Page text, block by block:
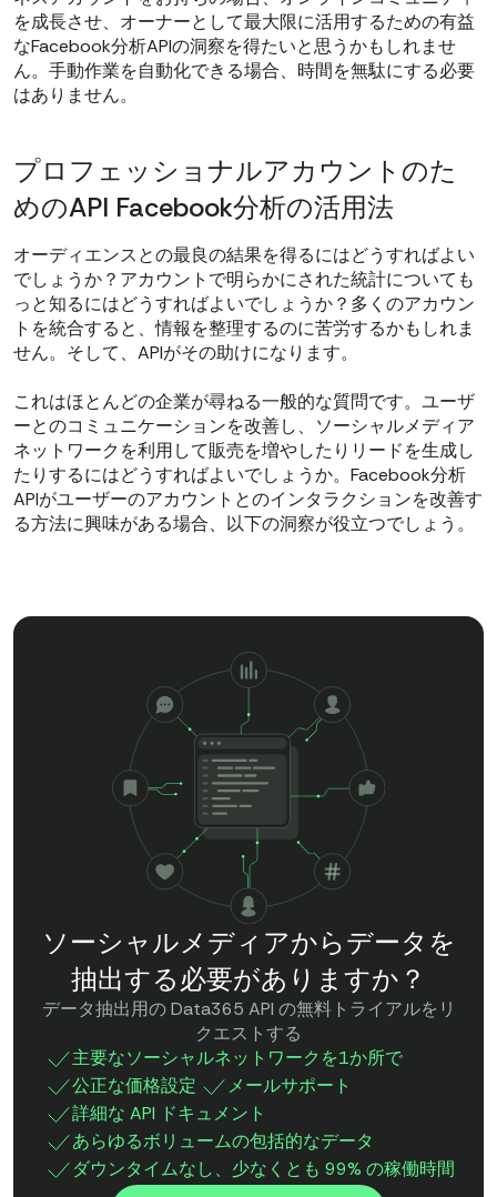
を成長させ、オーナーとして最大限に活用するための有益
なFacebook分析APIの洞察を得たいと思うかもしれませ
ん。手動作業を自動化できる場合、時間を無駄にする必要
はありません。
プロフェッショナルアカウントのた
めのAPI Facebook分析の活用法
オーディエンスとの最良の結果を得るにはどうすればよい
でしょうか？アカウントで明らかにされた統計についても
っと知るにはどうすればよいでしょうか？多くのアカウン
トを統合すると、情報を整理するのに苦労するかもしれま
せん。そして、APIがその助けになります。
これはほとんどの企業が尋ねる一般的な質問です。ユーザ
ーとのコミュニケーションを改善し、ソーシャルメディア
ネットワークを利用して販売を増やしたりリードを生成し
たりするにはどうすればよいでしょうか。Facebook分析
APIがユーザーのアカウントとのインタラクションを改善す
る方法に興味がある場合、以下の洞察が役立つでしょう。
ソーシャルメディアからデータを
抽出する必要がありますか？
データ抽出用の Data365 API の無料トライアルをリ
クエストする
主要なソーシャルネットワークを1か所で
公正な価格設定
メールサポート
詳細な API ドキュメント
あらゆるボリュームの包括的なデータ
ダウンタイムなし、少なくとも 99% の稼働時間